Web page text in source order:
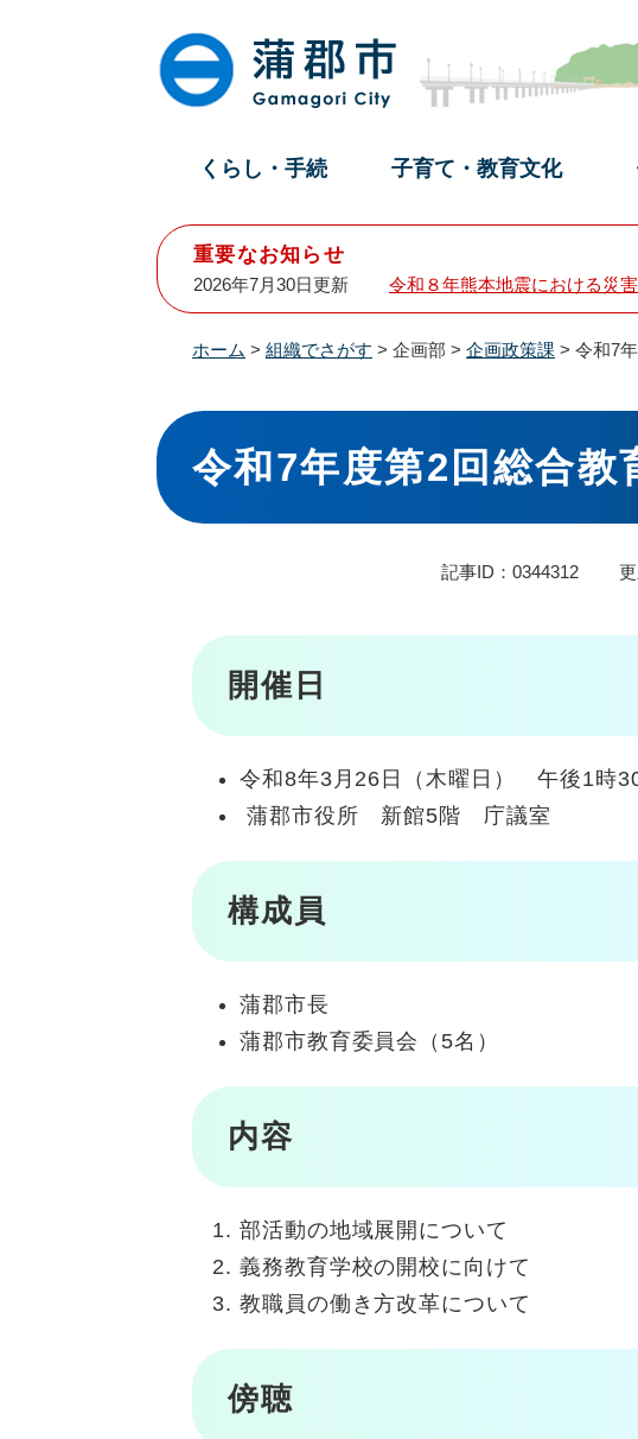
くらし・手続 子育て・教育文化
重要なお知らせ
2026年7月30日更新 令和８年熊本地震における災
ホーム > 組織でさがす > 企画部 > 企画政策課 > 令和7
本
文
令和7年度第2回総合教
記事ID：0344312
開催日
令和8年3月26日（木曜日） 午後1時
蒲郡市役所 新館5階 庁議室
構成員
蒲郡市長
蒲郡市教育委員会（5名）
内容
部活動の地域展開について
義務教育学校の開校に向けて
教職員の働き方改革について
傍聴